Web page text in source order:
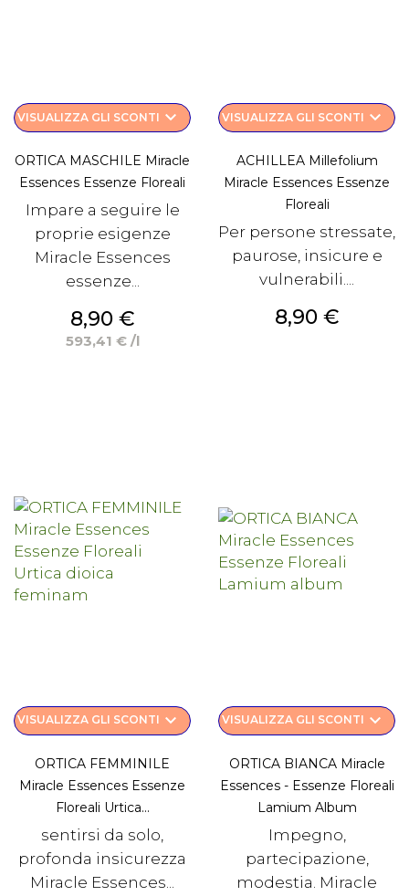
VISUALIZZA GLI SCONTI keyboard_arrow_down
ORTICA MASCHILE Miracle
Essences Essenze Floreali
Impare a seguire le
proprie esigenze
Miracle Essences
essenze...
Prezzo
8,90 €
593,41 € /l
VISUALIZZA GLI SCONTI keyboard_arrow_down
ACHILLEA Millefolium
Miracle Essences Essenze
Floreali
Per persone stressate,
paurose, insicure e
vulnerabili....
Prezzo
8,90 €
VISUALIZZA GLI SCONTI keyboard_arrow_down
ORTICA FEMMINILE
Miracle Essences Essenze
Floreali Urtica...
sentirsi da solo,
profonda insicurezza
Miracle Essences...
VISUALIZZA GLI SCONTI keyboard_arrow_down
ORTICA BIANCA Miracle
Essences - Essenze Floreali
Lamium Album
Impegno,
partecipazione,
modestia. Miracle